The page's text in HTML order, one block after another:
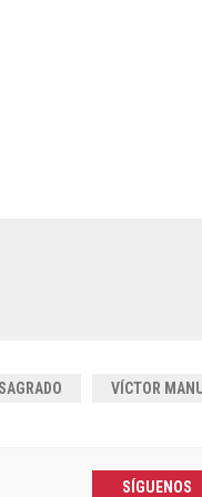
VÍCTOR
SÍGUENOS